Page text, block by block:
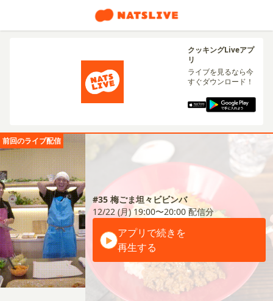
クッキングLiveアプ
リ
ライブを見るなら今
すぐダウンロード！
前回のライブ配信
#35 梅ごま坦々ビビンバ
12/22 (月) 19:00〜20:00 配信分
アプリで続きを
再生する